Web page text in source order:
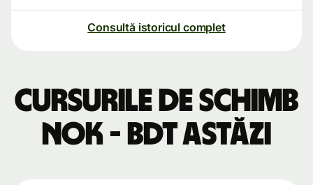
Consultă istoricul complet
Cursurile de schimb
NOK - BDT astăzi